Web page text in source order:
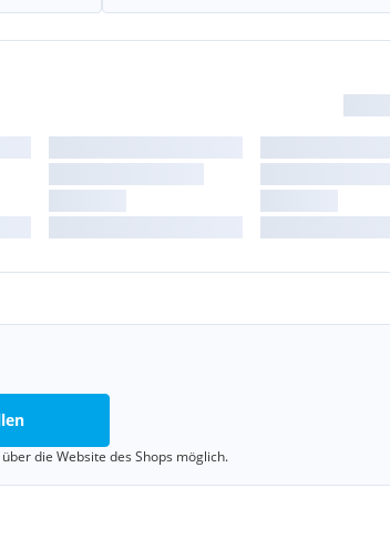
die Website des Shops möglich.